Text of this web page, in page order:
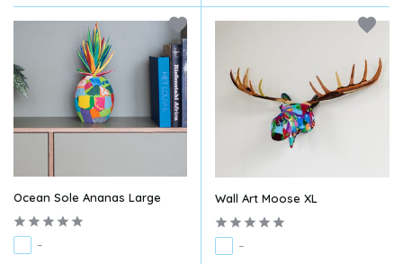
Ocean Sole Ananas Large
-
Wall Art Moose XL
-